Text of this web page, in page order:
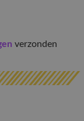
verzonden